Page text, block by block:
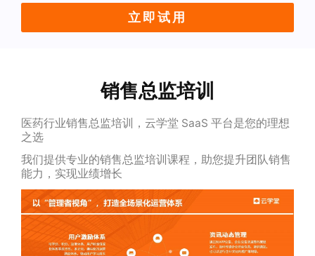
立即试用
销售总监培训
医药行业销售总监培训，云学堂 SaaS 平台是您的理想
之选
我们提供专业的销售总监培训课程，助您提升团队销售
能力，实现业绩增长